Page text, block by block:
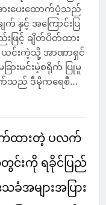
းပေးထောက်ပံ့သည်
က် နှင့် အကြောင်းပြ
ဖြင့် ချိတ်ပိတ်ထား
း၊ ယင်းကဲ့သို့ အာဏာရှင်
ြားမင်းမဲ့စရိုက် ပြုမူ
သည် ဒီမိုကရေစီ…
က်ထားတဲ့ ပလက်
င်းကို ရခိုင်ပြည်
အများအပြား